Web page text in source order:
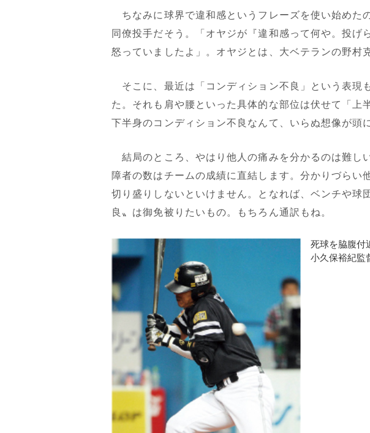
ちなみに球界で違和感というフレーズを使い始めた
同僚投手だそう。「オヤジが『違和感って何や。投げ
怒っていましたよ」。オヤジとは、大ベテランの野村
そこに、最近は「コンディション不良」という表現
た。それも肩や腰といった具体的な部位は伏せて「
下半身のコンディション不良なんて、いらぬ想像が頭
結局のところ、やはり他人の痛みを分かるのは難し
障者の数はチームの成績に直結します。分かりづらい
切り盛りしないといけません。となれば、ベンチや球
良〟は御免被りたいもの。もちろん通訳もね。
死球を脇腹付
小久保裕紀監